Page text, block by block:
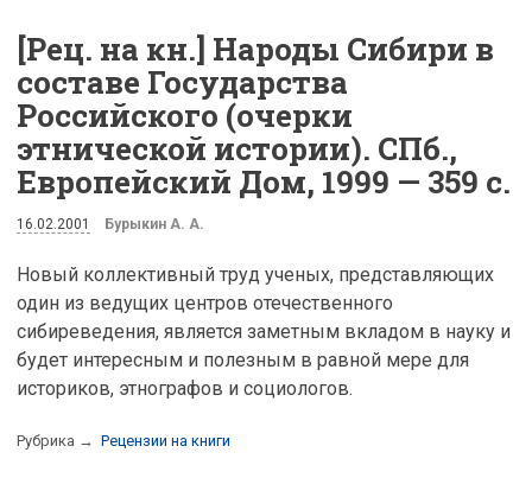
[Рец. на кн.] Народы Сибири в
составе Государства
Российского (очерки
этнической истории). СПб.,
Европейский Дом, 1999 — 359 с.
16.02.2001 Бурыкин А. А.
Новый коллективный труд ученых, представляющих
один из ведущих центров отечественного
сибиреведения, является заметным вкладом в науку и
будет интересным и полезным в равной мере для
историков, этнографов и социологов.
Рубрика → Рецензии на книги